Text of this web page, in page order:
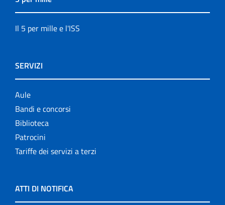
Il 5 per mille e l'ISS
SERVIZI
Aule
Bandi e concorsi
Biblioteca
Patrocini
Tariffe dei servizi a terzi
ATTI DI NOTIFICA